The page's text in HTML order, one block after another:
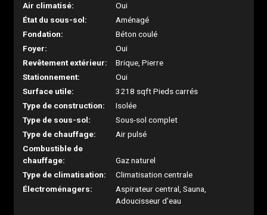
Air climatisé:
Oui
État du sous-sol:
Aménagé
Fondation:
Béton coulé
Foyer:
Oui
Revêtement extérieur:
Brique, Pierre
Stationnement:
Oui
Surface utile:
3218 sqft Pieds carrés
Type de construction:
Isolée
Type de sous-sol:
Sous-sol complet
Type de chauffage:
Air pulsé
Combustible de
chauffage:
Gaz naturel
Type de climatisation:
Climatisation centrale
Électroménagers:
Aspirateur central, Sauna,
Adoucisseur d'eau